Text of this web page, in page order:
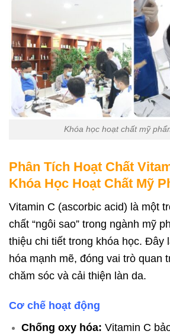
Khóa học hoạt chất mỹ
Phân Tích Hoạt Chất
Khóa Học Hoạt Chất Mỹ
Vitamin C (ascorbic acid) là một
chất “ngôi sao” trong ngành mỹ
thiệu chi tiết trong khóa học. Đây
hóa mạnh mẽ, đóng vai trò quan
chăm sóc và cải thiện làn da.
Cơ chế hoạt động
Chống oxy hóa: Vitamin C